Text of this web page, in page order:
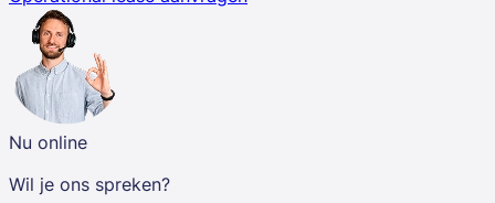
Nu online
Wil je ons spreken?